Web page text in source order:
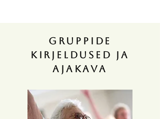
Gruppide
kirjeldusED ja
ajakava